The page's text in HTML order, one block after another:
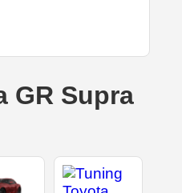
GR Supra